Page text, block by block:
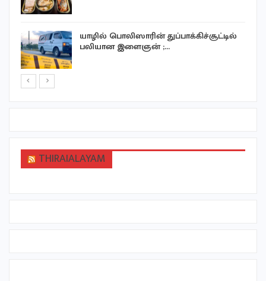
யாழில் பொலிஸாரின் துப்பாக்கிச்சூட்டில்
பலியான இளைஞன் ;…
THIRAIALAYAM